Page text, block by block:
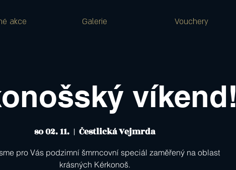
akce Galerie Vouchery
víkend!
so 02. 11.
  |
Čestlická Vejmrda
pro Vás podzimní šmrncovní speciál zaměřený na oblast
krásných Kérkonoš.